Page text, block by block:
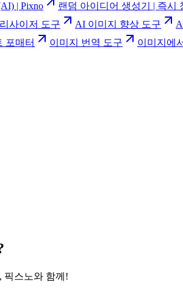
| Pixno 랜덤 아이디어 생성기 | 즉시
사이저 도구 AI 이미지 향상 도구
포매터 이미지 번역 도구 이미지에
픽스노와 함께!